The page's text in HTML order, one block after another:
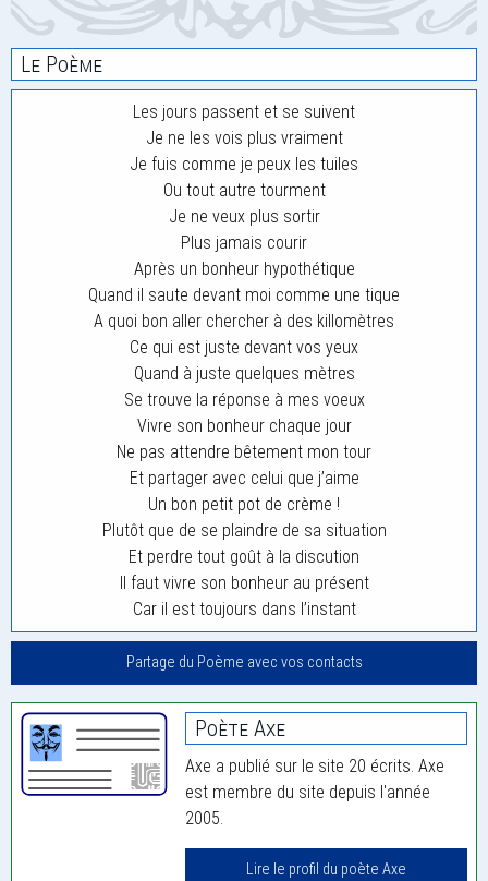
Le Poème
Les jours passent et se suivent
Je ne les vois plus vraiment
Je fuis comme je peux les tuiles
Ou tout autre tourment
Je ne veux plus sortir
Plus jamais courir
Après un bonheur hypothétique
Quand il saute devant moi comme une tique
A quoi bon aller chercher à des killomètres
Ce qui est juste devant vos yeux
Quand à juste quelques mètres
Se trouve la réponse à mes voeux
Vivre son bonheur chaque jour
Ne pas attendre bêtement mon tour
Et partager avec celui que j’aime
Un bon petit pot de crème !
Plutôt que de se plaindre de sa situation
Et perdre tout goût à la discution
Il faut vivre son bonheur au présent
Car il est toujours dans l’instant
Partage du Poème avec vos contacts
Poète Axe
Axe a publié sur le site 20 écrits. Axe
est membre du site depuis l'année
2005.
Lire le profil du poète Axe